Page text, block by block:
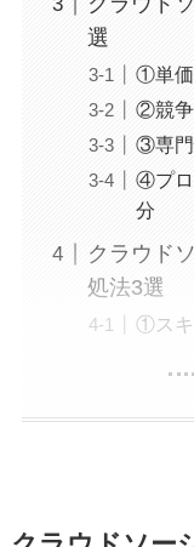
選
①単価
②競争
③専門
④プロ
分
クラウド
処法3選
①スキ